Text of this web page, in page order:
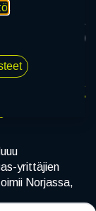
yrittäjien
Norjassa,
.